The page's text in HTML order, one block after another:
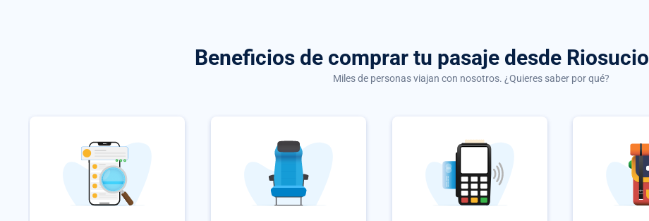
Beneficios de comprar tu pasaje desde Riosucio
Miles de personas viajan con nosotros. ¿Quieres saber por qué?